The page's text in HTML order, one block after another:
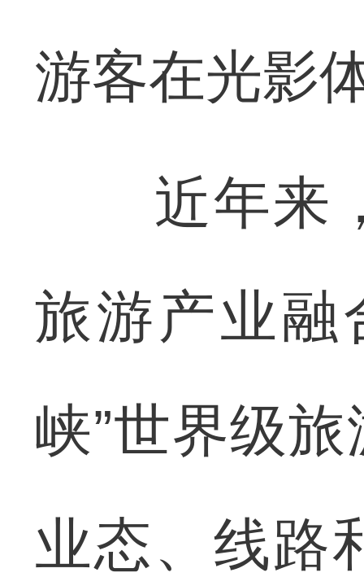
游客在光影
近年来，
旅游产业融
峡”世界级
业态、线路